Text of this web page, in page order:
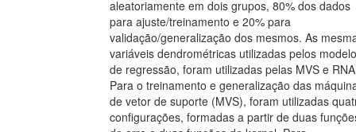
aleatoriamente em dois grupos, 80% dos dados
para ajuste/treinamento e 20% para
validação/generalização dos mesmos. As
variáveis dendrométricas utilizadas pelos
de regressão, foram utilizadas pelas MVS e
Para o treinamento e generalização das
de vetor de suporte (MVS), foram utilizadas
configurações, formadas a partir de duas